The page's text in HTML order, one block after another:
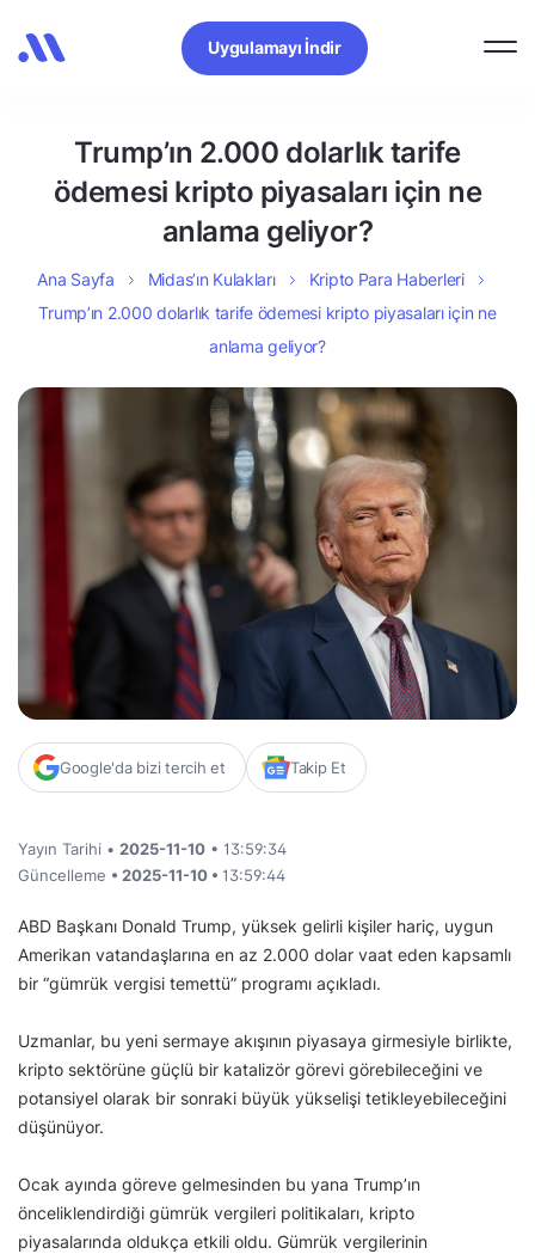
Uygulamayı İndir
Trump’ın 2.000 dolarlık tarife
ödemesi kripto piyasaları için ne
anlama geliyor?
Ana Sayfa Midas’ın Kulakları
Kripto Para Haberleri
Trump’ın 2.000 dolarlık tarife ödemesi kripto piyasaları için ne
anlama geliyor?
Google'da bizi tercih et Takip Et
Yayın Tarihi • 2025-11-10 • 13:59:34
Güncelleme • 2025-11-10 • 13:59:44
ABD Başkanı Donald Trump, yüksek gelirli kişiler hariç, uygun
Amerikan vatandaşlarına en az 2.000 dolar vaat eden kapsamlı
bir “gümrük vergisi temettü” programı açıkladı.
Uzmanlar, bu yeni sermaye akışının piyasaya girmesiyle birlikte,
kripto sektörüne güçlü bir katalizör görevi görebileceğini ve
potansiyel olarak bir sonraki büyük yükselişi tetikleyebileceğini
düşünüyor.
Ocak ayında göreve gelmesinden bu yana Trump’ın
önceliklendirdiği gümrük vergileri politikaları, kripto
piyasalarında oldukça etkili oldu. Gümrük vergilerinin